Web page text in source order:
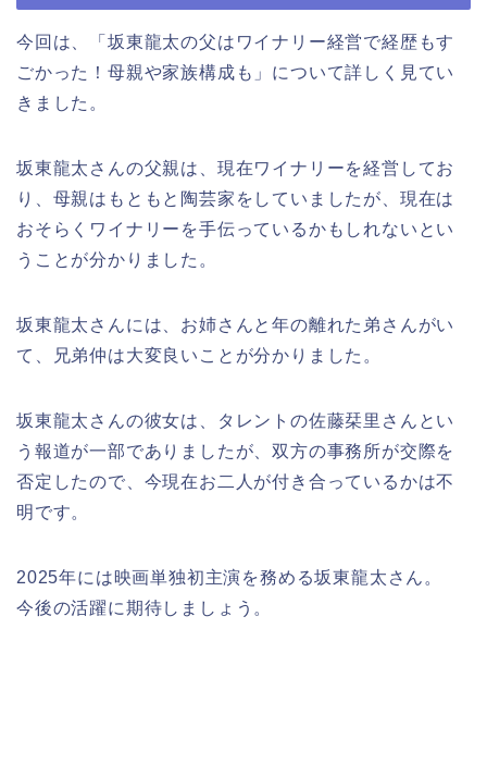
今回は、「坂東龍太の父はワイナリー経営で経歴もす
ごかった！母親や家族構成も」について詳しく見てい
きました。
坂東龍太さんの父親は、現在ワイナリーを経営してお
り、母親はもともと陶芸家をしていましたが、現在は
おそらくワイナリーを手伝っているかもしれないとい
うことが分かりました。
坂東龍太さんには、お姉さんと年の離れた弟さんがい
て、兄弟仲は大変良いことが分かりました。
坂東龍太さんの彼女は、タレントの佐藤栞里さんとい
う報道が一部でありましたが、双方の事務所が交際を
否定したので、今現在お二人が付き合っているかは不
明です。
2025年には映画単独初主演を務める坂東龍太さん。
今後の活躍に期待しましょう。